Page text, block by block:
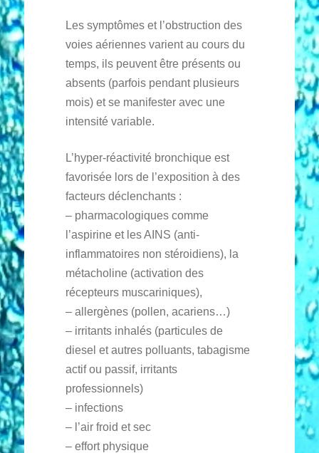
Les symptômes et l’obstruction des
voies aériennes varient au cours du
temps, ils peuvent être présents ou
absents (parfois pendant plusieurs
mois) et se manifester avec une
intensité variable.
L’hyper-réactivité bronchique est
favorisée lors de l’exposition à des
facteurs déclenchants :
– pharmacologiques comme
l’aspirine et les AINS (anti-
inflammatoires non stéroidiens), la
métacholine (activation des
récepteurs muscariniques),
– allergènes (pollen, acariens…)
– irritants inhalés (particules de
diesel et autres polluants, tabagisme
actif ou passif, irritants
professionnels)
– infections
– l’air froid et sec
– effort physique